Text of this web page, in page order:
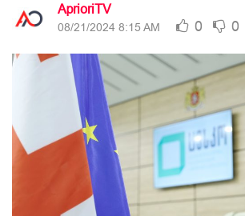
AprioriTV
08/21/2024 8:15 AM 0 0